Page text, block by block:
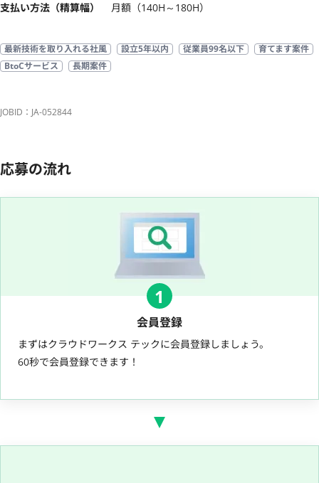
支払い方法（精算幅）
月額（140H～180H）
最新技術を取り入れる社風 設立5年以内 従業員99名以下
育てます案件
BtoCサービス
長期案件
JOBID：JA-052844
応募の流れ
1
会員登録
まずはクラウドワークス テックに会員登録しましょう。
60秒で会員登録できます！